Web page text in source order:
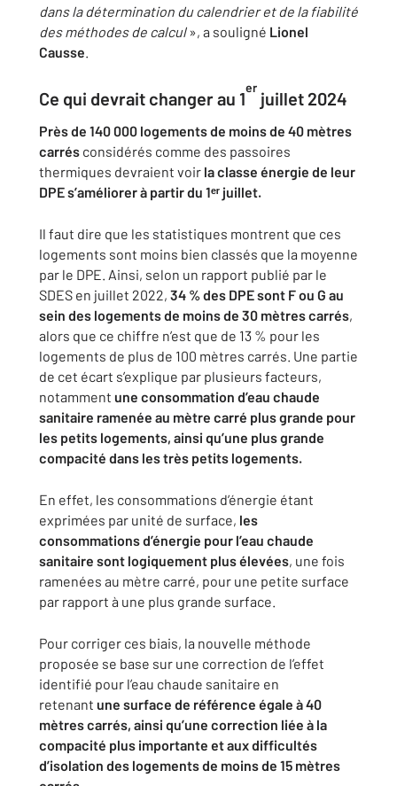
dans la détermination du calendrier et de la fiabilité
des méthodes de calcul», a souligné Lionel
Causse.
Ce qui devrait changer au 1
er
juillet 2024
Près de 140 000 logementsde moins de 40 mètres
carrés considérés comme des passoires
thermiques devraient voir la classe énergie de leur
DPE s’améliorer à partir du 1ᵉʳ juillet.
Il faut dire que les statistiques montrent que ces
logements sont moins bien classés que la moyenne
par le DPE. Ainsi, selon un rapport publié par le
SDES en juillet 2022, 34 % des DPE sont F ou G au
sein des logements de moins de 30 mètres carrés,
alors que ce chiffre n’est que de 13 % pour les
logements de plus de 100 mètres carrés. Une partie
de cet écart s’explique par plusieurs facteurs,
notamment une consommation d’eau chaude
sanitaire ramenée au mètre carré plus grande pour
les petits logements, ainsi qu’une plus grande
compacité dans les très petits logements.
En effet, les consommations d’énergie étant
exprimées par unité de surface, les
consommations d’énergie pour l’eau chaude
sanitaire sont logiquement plus élevées, une fois
ramenées au mètre carré, pour une petite surface
par rapport à une plus grande surface.
Pour corriger ces biais, la nouvelle méthode
proposée se base sur une correction de l’effet
identifié pour l’eau chaude sanitaire en
retenant une surface de référence égale à 40
mètres carrés, ainsi qu’une correction liée à la
compacité plus importante et aux difficultés
d’isolation des logements de moins de 15 mètres